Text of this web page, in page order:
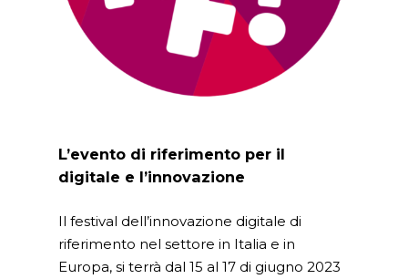
L’evento di riferimento per il
digitale e l’innovazione
Il festival dell’innovazione digitale di
riferimento nel settore in Italia e in
Europa, si terrà dal 15 al 17 di giugno 2023